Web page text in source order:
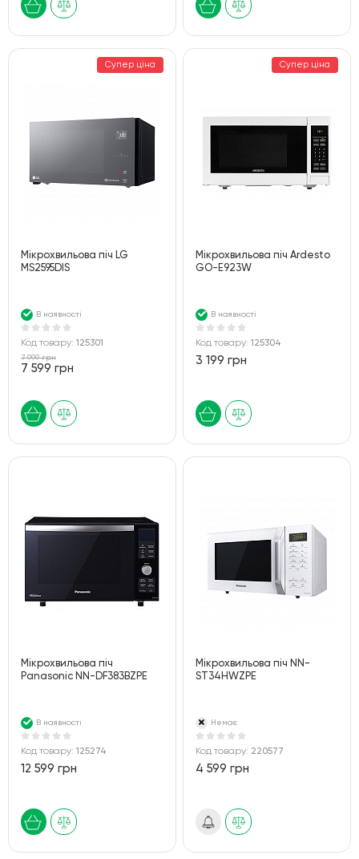
Супер ціна
Мікрохвильова піч LG
MS2595DIS
В наявності
Код товару: 125301
7 999 грн
7 599 грн
Супер ціна
Мiкрохвильова пiч Ardesto
GO-E923W
В наявності
Код товару:125304
3 199 грн
Мікрохвильова піч
Panasonic NN-DF383BZPE
В наявності
Код товару: 125274
12 599 грн
Мікрохвильова піч NN-
ST34HWZPE
Немає
Код товару: 220577
4 599 грн